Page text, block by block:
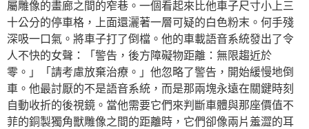
屬雕像的畫廊之間的窄巷。一個看起來比他車子尺寸小上三
十公分的停車格，上面還灑著一層可疑的白色粉末。何手殘
深吸一口氣。將車子打了倒檔。他的車載語音系統發出了令
人不快的女聲：「警告，後方障礙物距離：無限趨近於
零。」「請考慮放棄治療。」他忽略了警告，開始緩慢地倒
車。他最討厭的不是語音系統，而是那兩塊永遠在關鍵時刻
自動收折的後視鏡。當他需要它們來判斷車體與那座價值不
菲的銅製獨角獸雕像之間的距離時，它們卻像兩片羞澀的耳